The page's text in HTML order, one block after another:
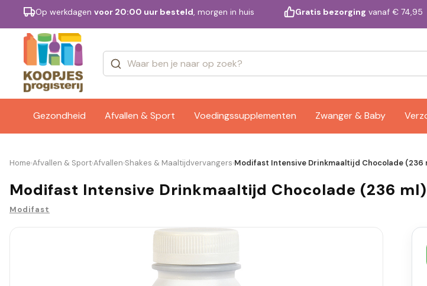
Op werkdagen voor 20:00 uur besteld, morgen in huis Gratis bezorging vanaf € 74,95
Gezondheid Afvallen & Sport Voedingssupplementen Zwanger & Baby
Merken
Home›Afvallen & Sport›Afvallen›Shakes & Maaltijdvervangers›Modifast Intensive Drinkmaaltijd Chocolade (236
Modifast Intensive Drinkmaaltijd Chocolade (236 ml)
Modifast